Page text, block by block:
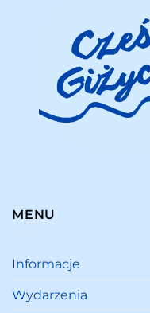
MENU
Informacje
Wydarzenia